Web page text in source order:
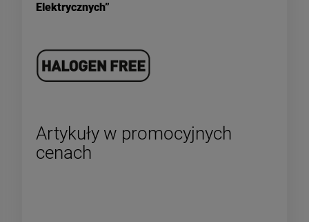
Elektrycznych”
Artykuły w promocyjnych
cenach